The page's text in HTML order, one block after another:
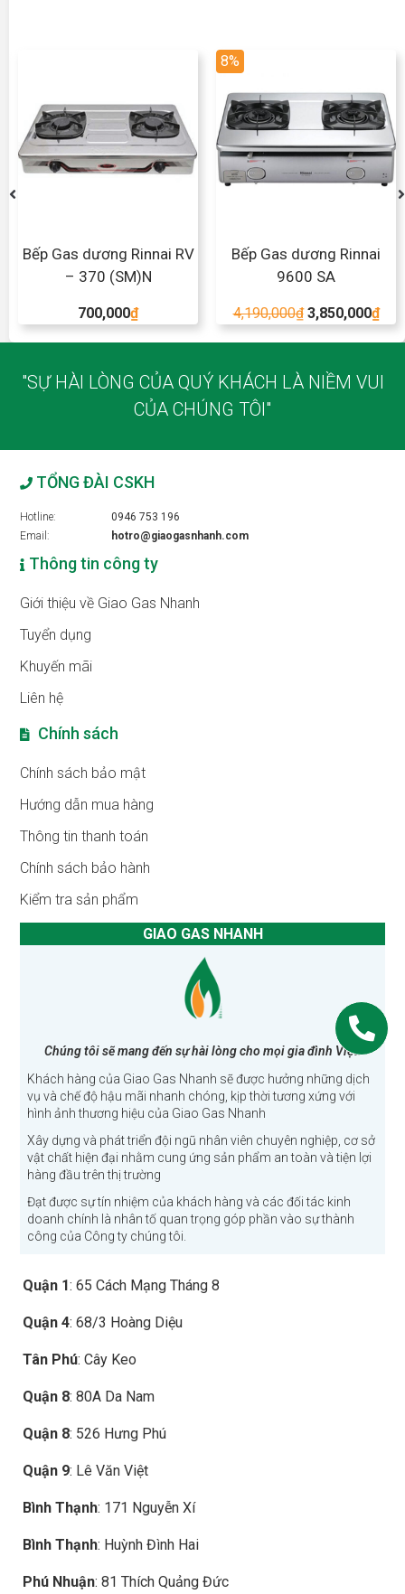
Bếp Gas dương Rinnai RV
– 370 (SM)N
700,000₫
8%
Bếp Gas dương Rinnai
9600 SA
4,190,000₫ 3,850,000₫
"SỰ HÀI LÒNG CỦA QUÝ KHÁCH LÀ NIỀM VUI
CỦA CHÚNG TÔI"
TỔNG ĐÀI CSKH
Hotline:
Email:
0946 753 196
hotro@giaogasnhanh.com
Thông tin công ty
Giới thiệu về Giao Gas Nhanh
Tuyển dụng
Khuyến mãi
Liên hệ
Chính sách
Chính sách bảo mật
Hướng dẫn mua hàng
Thông tin thanh toán
Chính sách bảo hành
Kiểm tra sản phẩm
GIAO GAS NHANH
Chúng tôi sẽ mang đến sự hài lòng cho mọi gia đình Việt!
Khách hàng của Giao Gas Nhanh sẽ được hưởng những dịch
vụ và chế độ hậu mãi nhanh chóng, kịp thời tương xứng với
hình ảnh thương hiệu của Giao Gas Nhanh
Xây dựng và phát triển đội ngũ nhân viên chuyên nghiệp, cơ sở
vật chất hiện đại nhằm cung ứng sản phẩm an toàn và tiện lợi
hàng đầu trên thị trường
Đạt được sự tín nhiệm của khách hàng và các đối tác kinh
doanh chính là nhân tố quan trọng góp phần vào sự thành
công của Công ty chúng tôi.
Quận 1: 65 Cách Mạng Tháng 8
Quận 4: 68/3 Hoàng Diệu
Tân Phú: Cây Keo
Quận 8: 80A Da Nam
Quận 8: 526 Hưng Phú
Quận 9: Lê Văn Việt
Bình Thạnh: 171 Nguyễn Xí
Bình Thạnh: Huỳnh Đình Hai
Phú Nhuận: 81 Thích Quảng Đức